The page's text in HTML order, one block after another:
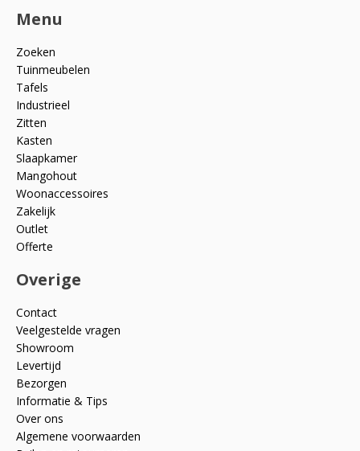
Menu
Zoeken
Tuinmeubelen
Tafels
Industrieel
Zitten
Kasten
Slaapkamer
Mangohout
Woonaccessoires
Zakelijk
Outlet
Offerte
Overige
Contact
Veelgestelde vragen
Showroom
Levertijd
Bezorgen
Informatie & Tips
Over ons
Algemene voorwaarden